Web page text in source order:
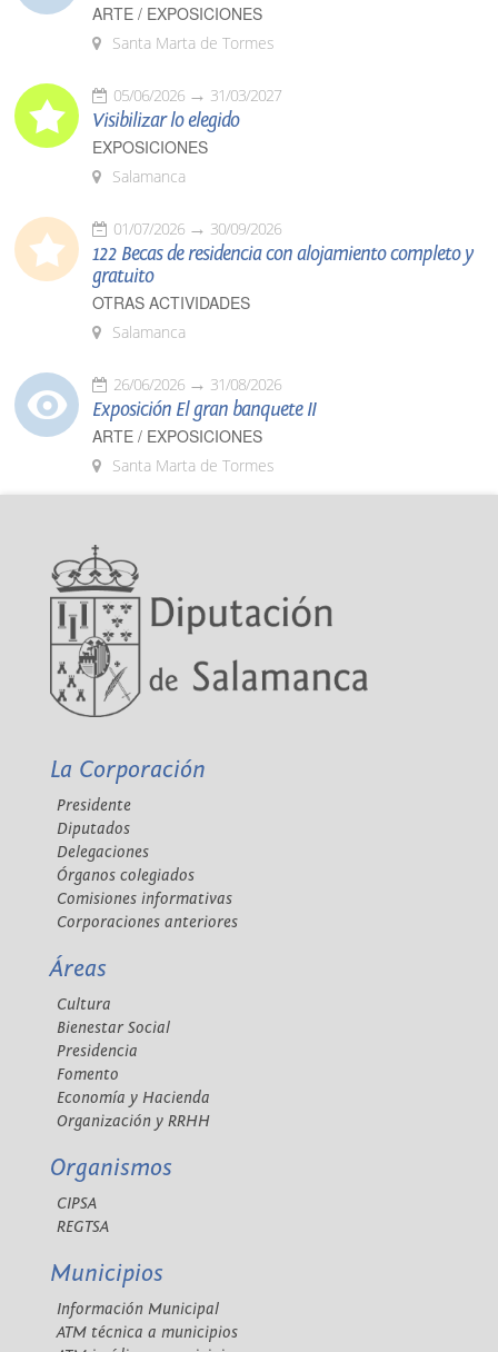
ARTE / EXPOSICIONES
Santa Marta de Tormes
05/06/2026 31/03/2027
Visibilizar lo elegido
EXPOSICIONES
Salamanca
01/07/2026 30/09/2026
122 Becas de residencia con alojamiento completo y
gratuito
OTRAS ACTIVIDADES
Salamanca
26/06/2026 31/08/2026
Exposición El gran banquete II
ARTE / EXPOSICIONES
Santa Marta de Tormes
La Corporación
Presidente
Diputados
Delegaciones
Órganos colegiados
Comisiones informativas
Corporaciones anteriores
Áreas
Cultura
Bienestar Social
Presidencia
Fomento
Economía y Hacienda
Organización y RRHH
Organismos
CIPSA
REGTSA
Municipios
Información Municipal
ATM técnica a municipios